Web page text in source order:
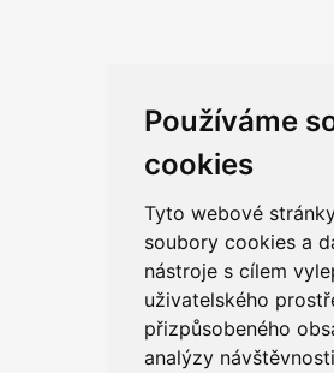
Používáme
cookies
Tyto webové
soubory cookies a
nástroje s cílem
uživatelského
přizpůsobeného
analýzy